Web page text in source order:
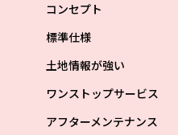
コンセプト
標準仕様
土地情報が強い
ワンストップサービス
アフターメンテナンス